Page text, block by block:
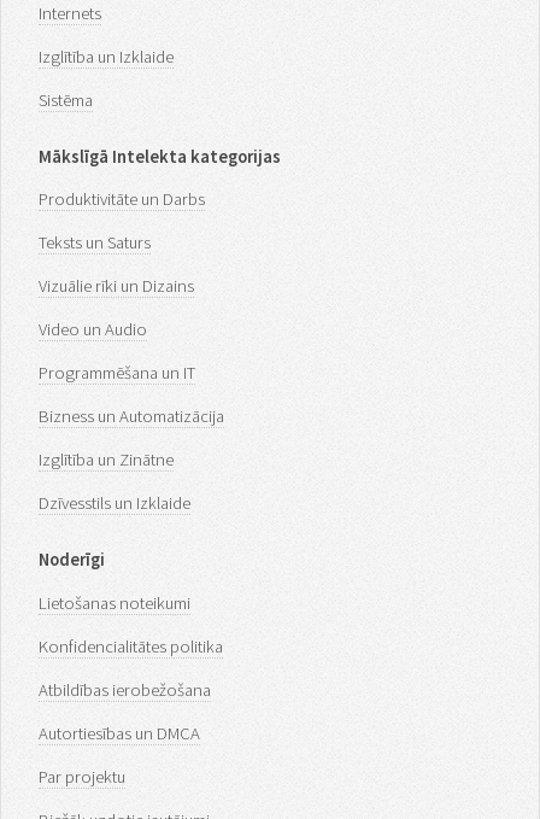
Internets
Izglītība un Izklaide
Sistēma
Mākslīgā Intelekta kategorijas
Produktivitāte un Darbs
Teksts un Saturs
Vizuālie rīki un Dizains
Video un Audio
Programmēšana un IT
Bizness un Automatizācija
Izglītība un Zinātne
Dzīvesstils un Izklaide
Noderīgi
Lietošanas noteikumi
Konfidencialitātes politika
Atbildības ierobežošana
Autortiesības un DMCA
Par projektu